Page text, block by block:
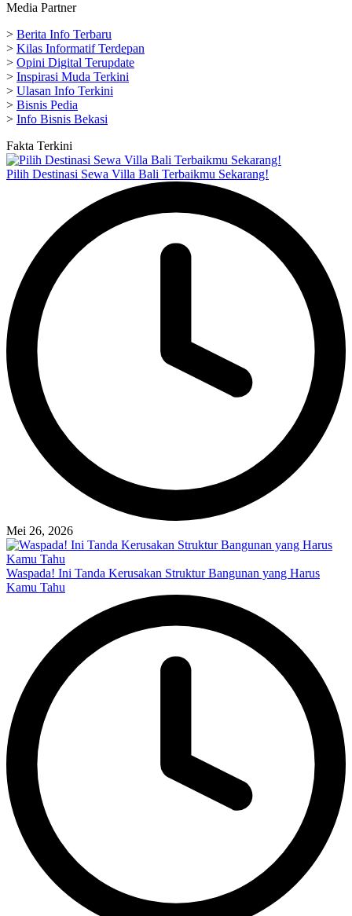
Media Partner
> Berita Info Terbaru
> Kilas Informatif Terdepan
> Opini Digital Terupdate
> Inspirasi Muda Terkini
> Ulasan Info Terkini
> Bisnis Pedia
> Info Bisnis Bekasi
Fakta Terkini
Pilih Destinasi Sewa Villa Bali Terbaikmu Sekarang!
Mei 26, 2026
Waspada! Ini Tanda Kerusakan Struktur Bangunan yang Harus
Kamu Tahu